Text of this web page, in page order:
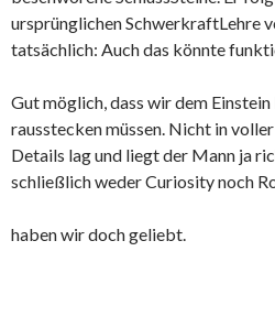
ursprünglichen SchwerkraftLehre
tatsächlich: Auch das könnte
Gut möglich, dass wir dem
rausstecken müssen. Nicht in
Details lag und liegt der Mann ja
schließlich weder Curiosity noch
haben wir doch geliebt.